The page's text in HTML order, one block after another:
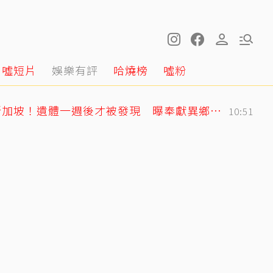
噓短片 娛樂有評 哈燒榜 噓粉
黃明志二舅孤身死在新加坡！遺體一週後才被發現 曝奉獻異鄉40年人生 10:51